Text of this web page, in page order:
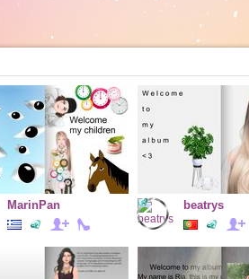
MarinPan beatrys